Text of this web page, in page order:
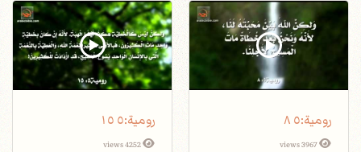
3967 views
4252 views